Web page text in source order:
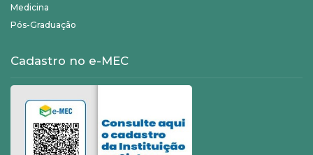
Medicina
Pós-Graduação
Cadastro no e-MEC